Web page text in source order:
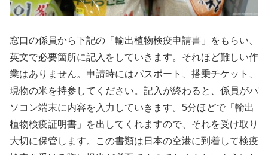
窓口の係員から下記の「輸出植物検疫申請書」をもらい、
英文で必要箇所に記入をしていきます。それほど難しい作
業はありません。申請時にはパスポート、搭乗チケット、
現物の米を持参してください。記入が終わると、係員がパ
ソコン端末に内容を入力していきます。5分ほどで「輸出
植物検疫証明書」を出してくれますので、それを受け取り
大切に保管します。この書類は日本の空港に到着して検疫